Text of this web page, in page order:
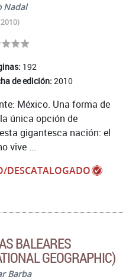
Nadal
192
de edición: 2010
DESCATALOGADO
México. Una forma de
única opción de
gigantesca nación: el
vive ...
BALEARES
GEOGRAPHIC)
Barba